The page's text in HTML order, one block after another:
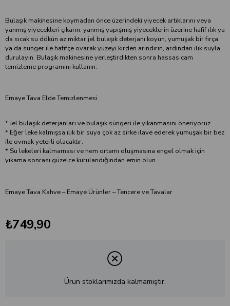
Bulaşık makinesine koymadan önce üzerindeki yiyecek artıklarını veya
yanmış yiyecekleri çıkarın, yanmış yapışmış yiyeceklerin üzerine hafif ılık ya
da sıcak su dökün az miktar jel bulaşık deterjanı koyun, yumuşak bir fırça
ya da sünger ile hafifçe ovarak yüzeyi kirden arındırın, ardından ılık suyla
durulayın. Bulaşık makinesine yerleştirdikten sonra hassas cam
temizleme programını kullanın.
Emaye Tava Elde Temizlenmesi
* Jel bulaşık deterjanları ve bulaşık süngeri ile yıkanmasını öneriyoruz.
* Eğer leke kalmışsa ılık bir suya çok az sirke ilave ederek yumuşak bir bez
ile ovmak yeterli olacaktır.
* Su lekeleri kalmaması ve nem ortamı oluşmasına engel olmak için
yıkama sonrası güzelce kurulandığından emin olun.
Emaye Tava Kahve – Emaye Ürünler – Tencere ve Tavalar
₺749,90
Ürün stoklarımızda kalmamıştır.